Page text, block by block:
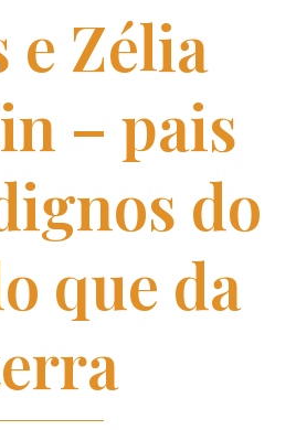
e Zélia
– pais
do
que da